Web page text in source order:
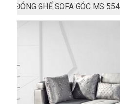
ĐÓNG GHẾ SOFA GÓC MS 554